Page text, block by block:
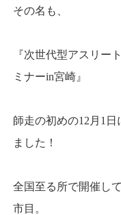
その名も、
『次世代型アスリー
ミナーin宮崎』
師走の初めの12月1
ました！
全国至る所で開催し
市目。